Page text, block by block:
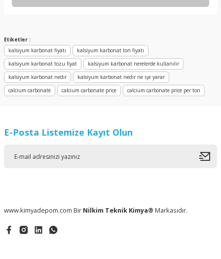
Etiketler :
kalsiyum karbonat fiyatı
kalsiyum karbonat ton fiyatı
kalsiyum karbonat tozu fiyat
kalsiyum karbonat nerelerde kullanılır
kalsiyum karbonat nedir
kalsiyum karbonat nedir ne işe yarar
calcium carbonate
calcium carbonate price calcium carbonate price per ton
E-Posta Listemize Kayıt Olun
www.kimyadepom.com Bir Nilkim Teknik Kimya® Markasıdır.